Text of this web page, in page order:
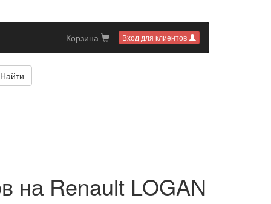
Вход для клиентов
Корзина
Найти
на Renault LOGAN